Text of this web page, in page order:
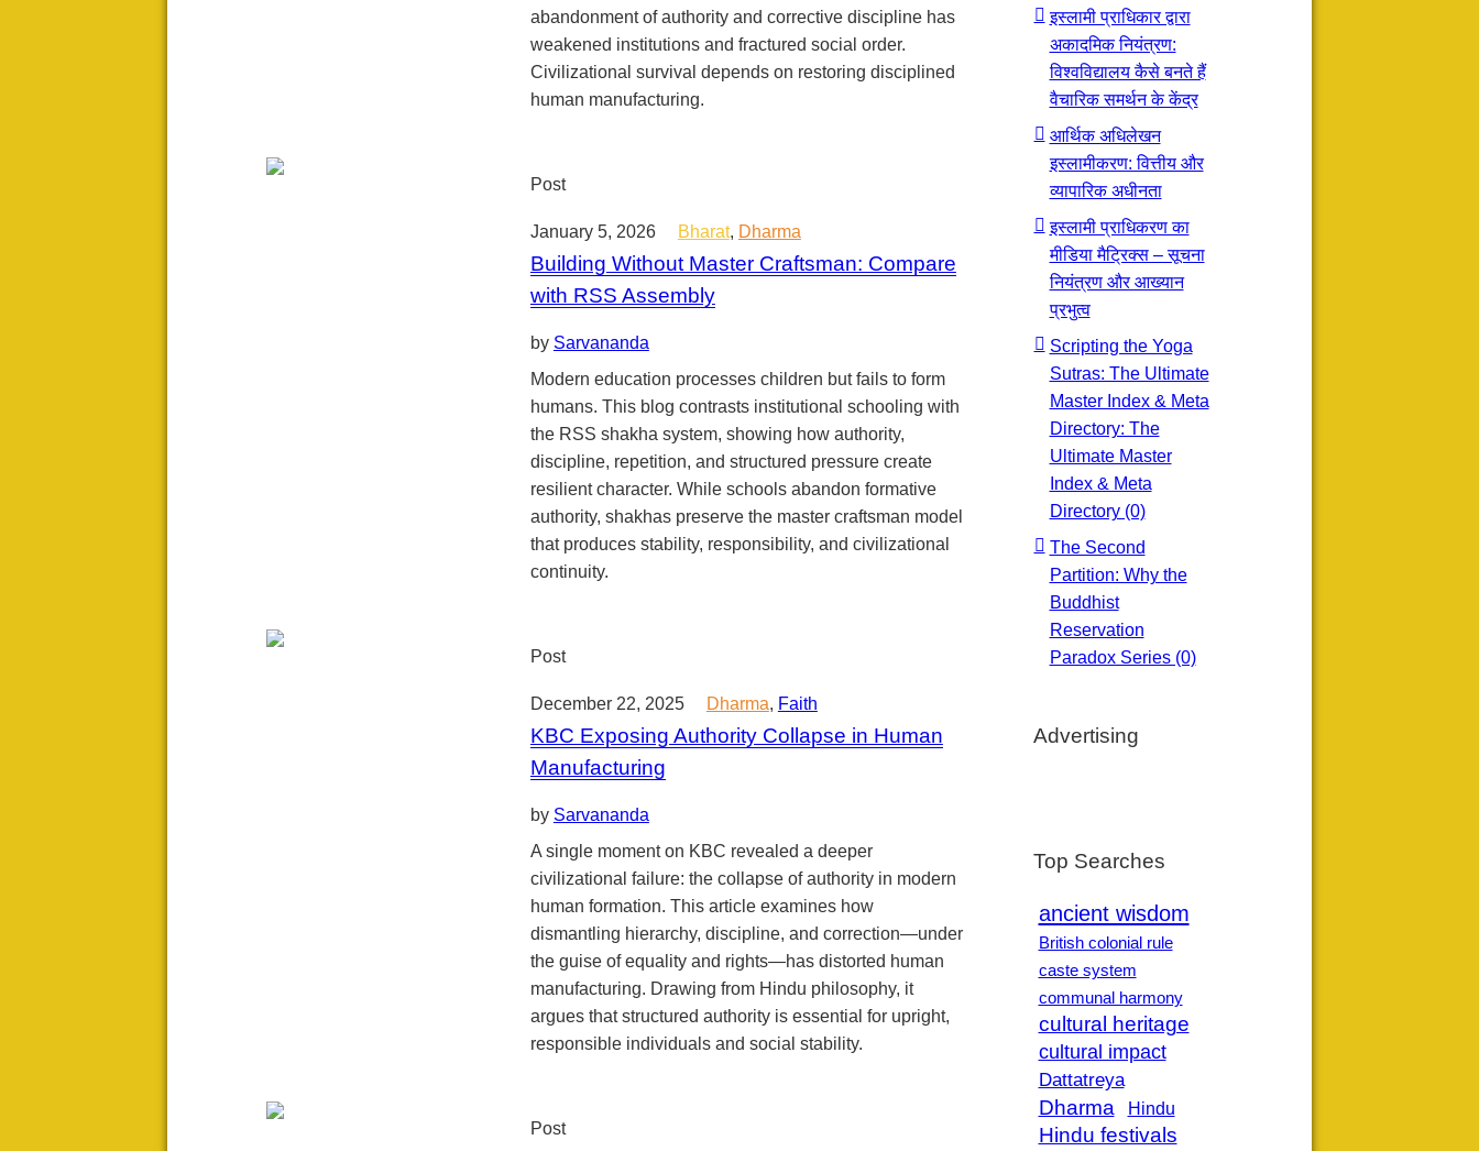
abandonment of authority and corrective discipline has
weakened institutions and fractured social order.
Civilizational survival depends on restoring disciplined
human manufacturing.
Post
January 5, 2026 Bharat, Dharma
Building Without Master Craftsman: Compare
with RSS Assembly
by Sarvananda
Modern education processes children but fails to form
humans. This blog contrasts institutional schooling with
the RSS shakha system, showing how authority,
discipline, repetition, and structured pressure create
resilient character. While schools abandon formative
authority, shakhas preserve the master craftsman model
that produces stability, responsibility, and civilizational
continuity.
Post
December 22, 2025 Dharma, Faith
KBC Exposing Authority Collapse in Human
Manufacturing
by Sarvananda
A single moment on KBC revealed a deeper
civilizational failure: the collapse of authority in modern
human formation. This article examines how
dismantling hierarchy, discipline, and correction—under
the guise of equality and rights—has distorted human
manufacturing. Drawing from Hindu philosophy, it
argues that structured authority is essential for upright,
responsible individuals and social stability.
Post
इस्लामी प्राधिकार द्वारा
अकादमिक नियंत्रण:
विश्वविद्यालय कैसे बनते हैं
वैचारिक समर्थन के केंद्र
आर्थिक अधिलेखन
इस्लामीकरण: वित्तीय और
व्यापारिक अधीनता
इस्लामी प्राधिकरण का
मीडिया मैट्रिक्स – सूचना
नियंत्रण और आख्यान
प्रभुत्व
Scripting the Yoga
Sutras: The Ultimate
Master Index & Meta
Directory: The
Ultimate Master
Index & Meta
Directory (0)
The Second
Partition: Why the
Buddhist
Reservation
Paradox Series (0)
Advertising
Top Searches
ancient wisdom
British colonial rule
caste system
communal harmony
cultural heritage
cultural impact
Dattatreya
Dharma Hindu
Hindu festivals